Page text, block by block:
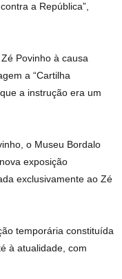
a República”,
Povinho à causa
a “Cartilha
a instrução era um
o Museu Bordalo
exposição
exclusivamente ao Zé
temporária constituída
à atualidade, com